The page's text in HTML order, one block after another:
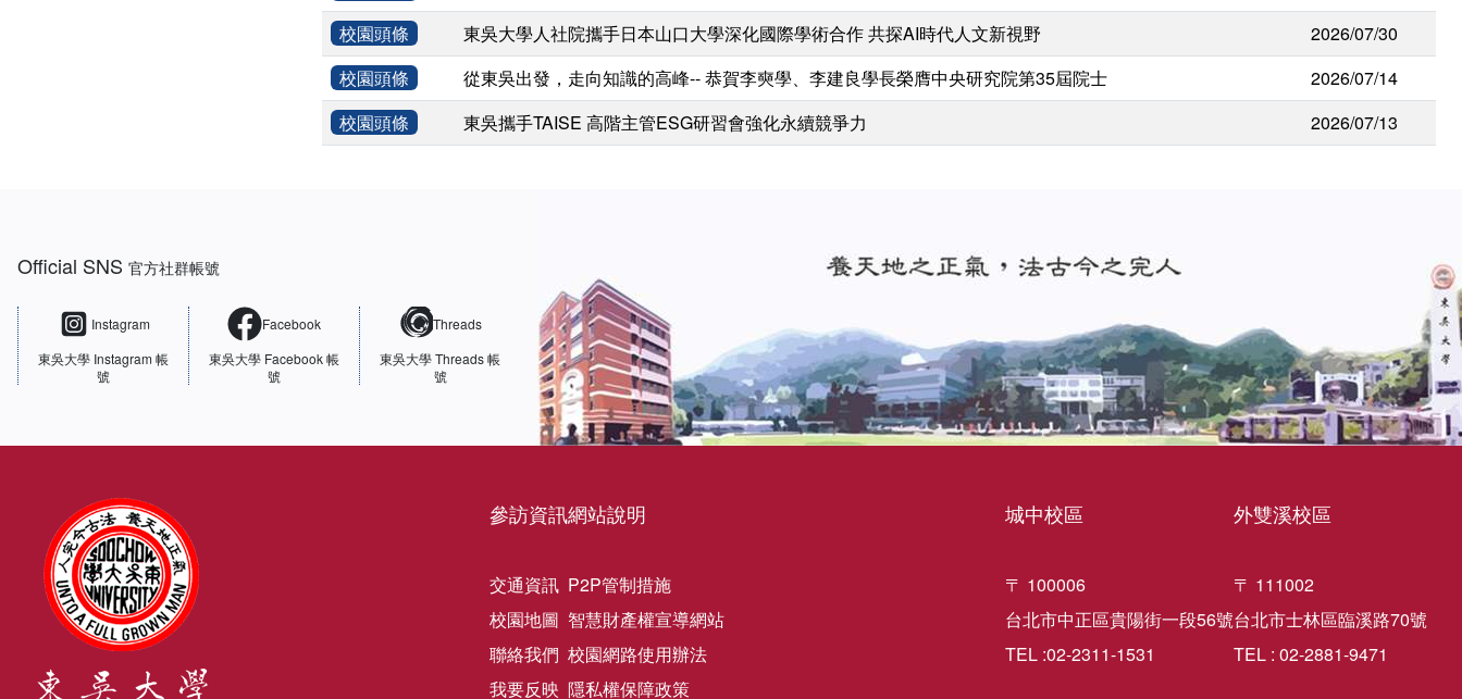
校園頭條
東吳大學人社院攜手日本山口大學深化國際學術合作 共探AI時代人文新視野
2026/07/30
校園頭條
從東吳出發，走向知識的高峰-- 恭賀李奭學、李建良學長榮膺中央研究院第35屆院士
2026/07/14
校園頭條
東吳攜手TAISE 高階主管ESG研習會強化永續競爭力 2026/07/13
Official SNS 官方社群帳號
Instagram
東吳大學 Instagram 帳
號
Facebook
東吳大學 Facebook 帳
號
Threads
東吳大學Threads 帳
號
參訪資訊
交通資訊
校園地圖
聯絡我們
我要反映
網站說明
P2P管制措施
智慧財產權宣導網站
校園網路使用辦法
隱私權保障政策
城中校區
〒 100006
台北市中正區貴陽街一段56號
TEL :02-2311-1531
外雙溪校區
〒 111002
台北市士林區臨溪路70號
TEL : 02-2881-9471